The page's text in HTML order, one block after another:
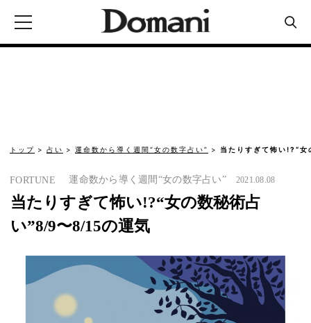
トップ 占い 運命数から導く週間“女の数字占い” 当たりすぎて怖い!?“
FORTUNE 運命数から導く週間“女の数字占い” 2021.08.08
当たりすぎて怖い!?“女の数秘術占
い”8/9〜8/15の運気